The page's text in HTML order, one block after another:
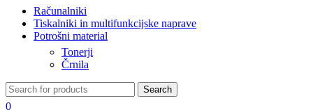
Računalniki
Tiskalniki in multifunkcijske naprave
Potrošni material
Tonerji
Črnila
Search
0